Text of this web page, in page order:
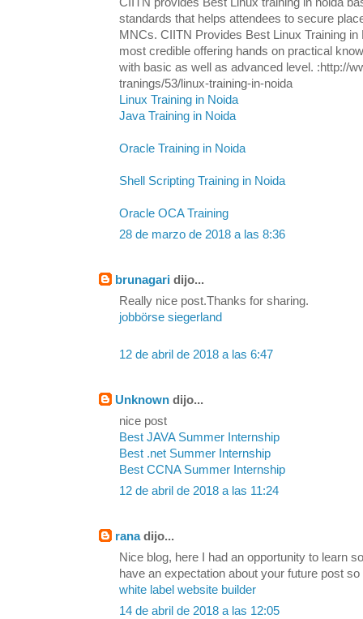
standards that helps attendees to secure
MNCs. CIITN Provides Best Linux Training
most credible offering hands on practical
with basic as well as advanced level. :http://
tranings/53/linux-training-in-noida
Linux Training in Noida
Java Training in Noida
Oracle Training in Noida
Shell Scripting Training in Noida
Oracle OCA Training
28 de marzo de 2018 a las 8:36
brunagari dijo...
Really nice post.Thanks for sharing.
jobbörse siegerland
12 de abril de 2018 a las 6:47
Unknown dijo...
nice post
Best JAVA Summer Internship
Best .net Summer Internship
Best CCNA Summer Internship
12 de abril de 2018 a las 11:24
ranadijo...
Nice blog, here I had an opportunity to learn
have an expectation about your future post
white label website builder
14 de abril de 2018 a las 12:05